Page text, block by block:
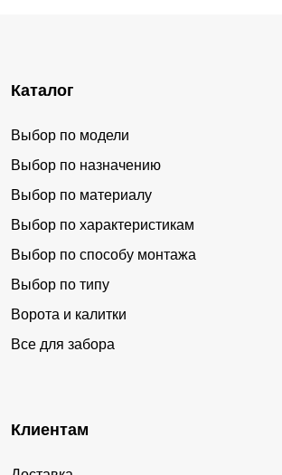
Каталог
Выбор по модели
Выбор по назначению
Выбор по материалу
Выбор по характеристикам
Выбор по способу монтажа
Выбор по типу
Ворота и калитки
Все для забора
Клиентам